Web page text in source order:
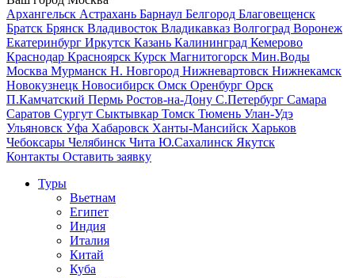
Архангельск Астрахань Барнаул Белгород Благовещенск
Братск Брянск Владивосток Владикавказ Волгоград Воронеж
Екатеринбург Иркутск Казань Калининград Кемерово
Краснодар Красноярск Курск Магнитогорск Мин.Воды
Москва Мурманск Н. Новгород Нижневартовск Нижнекамск
Новокузнецк Новосибирск Омск Оренбург Орск
П.Камчатский Пермь Ростов-на-Дону С.Петербург Самара
Саратов Сургут Сыктывкар Томск Тюмень Улан-Удэ
Ульяновск Уфа Хабаровск Ханты-Мансийск Харьков
Чебоксары Челябинск Чита Ю.Сахалинск Якутск
Контакты Оставить заявку
Туры
Вьетнам
Египет
Индия
Италия
Китай
Куба